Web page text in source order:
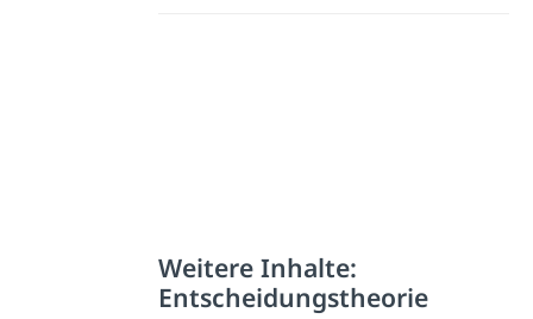
Weitere Inhalte:
Entscheidungstheorie